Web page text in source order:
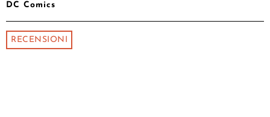
DC Comics
RECENSIONI